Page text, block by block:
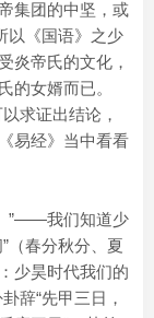
集团的中坚，或
以《国语》之少
炎帝氏的文化，
的女婿而已。
求证出结论，
易经》当中看看
”——我们知道少
（春分秋分、夏
少昊时代我们的
辞“先甲三日，